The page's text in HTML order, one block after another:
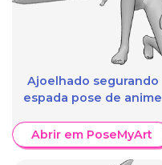
Ajoelhado segurando
espada pose de anime
Abrir em PoseMyArt